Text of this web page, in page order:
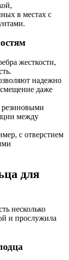
в местах с
жесткости,
надежно
даже
между
с отверстием
для
несколько
и прослужила